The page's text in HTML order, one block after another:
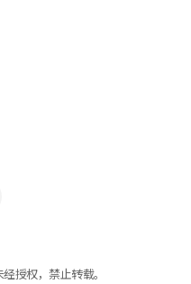
授权，禁止转载。